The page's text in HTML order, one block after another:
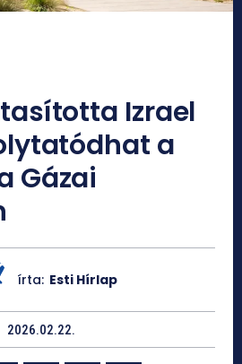
Izrael
a
Gázai
írta: Esti Hírlap
2026.02.22.